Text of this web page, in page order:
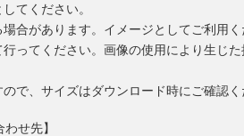
てください。
合があります。イメージとしてご利用く
ってください。画像の使用により生じ
で、サイズはダウンロード時にご確認く
せ先】